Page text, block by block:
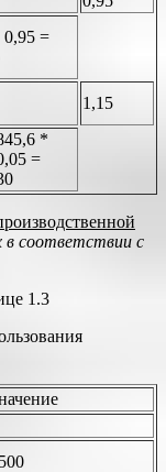
=
1,15
*
=
в соответствии с
1.3